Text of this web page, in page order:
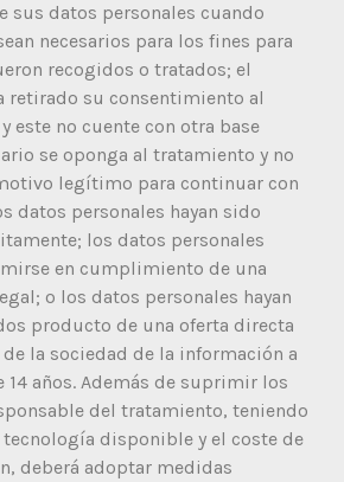
sus datos personales cuando
necesarios para los fines para
recogidos o tratados; el
retirado su consentimiento al
este no cuente con otra base
se oponga al tratamiento y no
legítimo para continuar con
datos personales hayan sido
los datos personales
en cumplimiento de una
o los datos personales hayan
producto de una oferta directa
la sociedad de la información a
14 años. Además de suprimir los
del tratamiento, teniendo
tecnología disponible y el coste de
deberá adoptar medidas